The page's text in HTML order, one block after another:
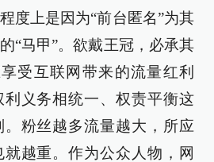
度上是因为“前台匿名”为其
“马甲”。欲戴王冠，必承其
受互联网带来的流量红利
利义务相统一、权责平衡这
粉丝越多流量越大，所应
越重。作为公众人物，网